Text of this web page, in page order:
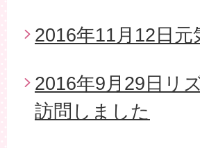
2016年11月12日
2016年9月29日リ
訪問しました